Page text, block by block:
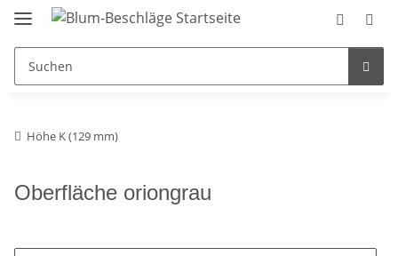
Höhe K (129 mm)
Oberfläche oriongrau